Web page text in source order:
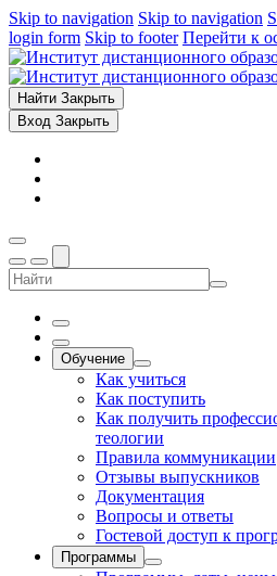
Skip to navigation Skip to navigation
login form Skip to footer Перейти к
Найти Закрыть
Вход Закрыть
Обучение
Как учиться
Как поступить
Как получить
теологии
Правила коммуникации
Отзывы выпускников
Документация
Вопросы и ответы
Гостевой доступ к
Программы